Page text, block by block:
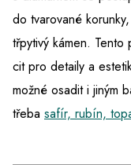
do tvarované
třpytivý kámen.
cit pro detaily a
možné osadit i jiným
třeba safír, rubín,